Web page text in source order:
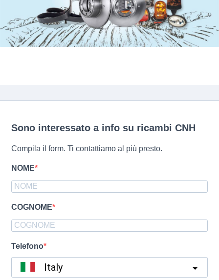
Sono interessato a info su ricambi CNH
Compila il form. Ti contattiamo al più presto.
NOME
COGNOME
Telefono
Italy